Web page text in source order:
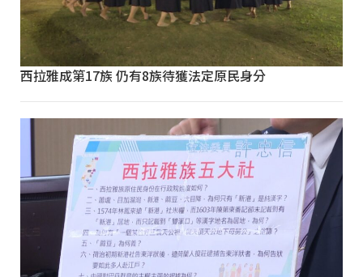
西拉雅成第17族 仍有8族待獲法定原民身分